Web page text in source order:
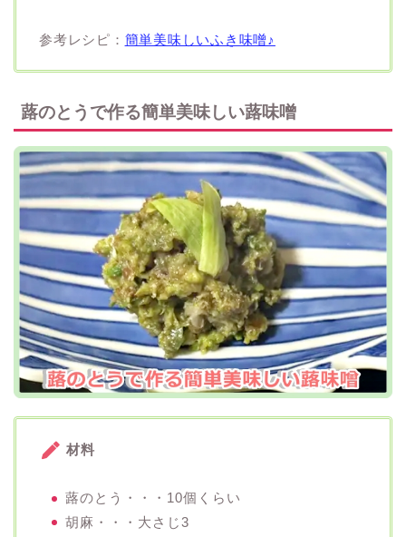
参考レシピ： 簡単美味しいふき味噌♪
蕗のとうで作る簡単美味しい蕗味噌
材料
蕗のとう・・・10個くらい
胡麻・・・大さじ3